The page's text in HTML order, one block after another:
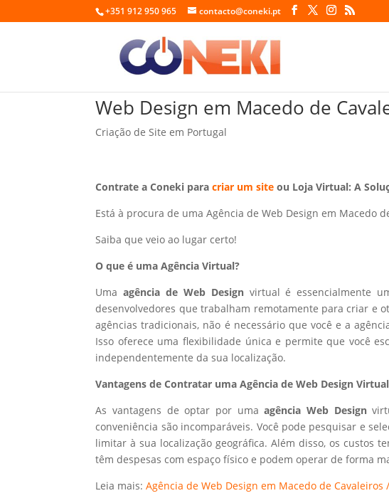
+351 912 950 965 contacto@coneki.pt
Web Design em Macedo de
Criação de Site em Portugal
Contrate a Coneki paracriar um site ou Loja Virtual: A
Está à procura de uma Agência de Web Design em Macedo
Saiba que veio ao lugar certo!
O que é uma Agência Virtual?
Umaagência de Web Design virtual é essencialmente
desenvolvedores que trabalham remotamente para criar e
agências tradicionais, não é necessário que você e a
Isso oferece uma flexibilidade única e permite que você
independentemente da sua localização.
Vantagens de Contratar uma Agência de Web Design
As vantagens de optar por umaagência Web Design
conveniência são incomparáveis. Você pode pesquisar e
limitar à sua localização geográfica. Além disso, os custos
têm despesas com espaço físico e podem operar de forma
Leia mais:Agência de Web Design em Macedo de Cavaleiros